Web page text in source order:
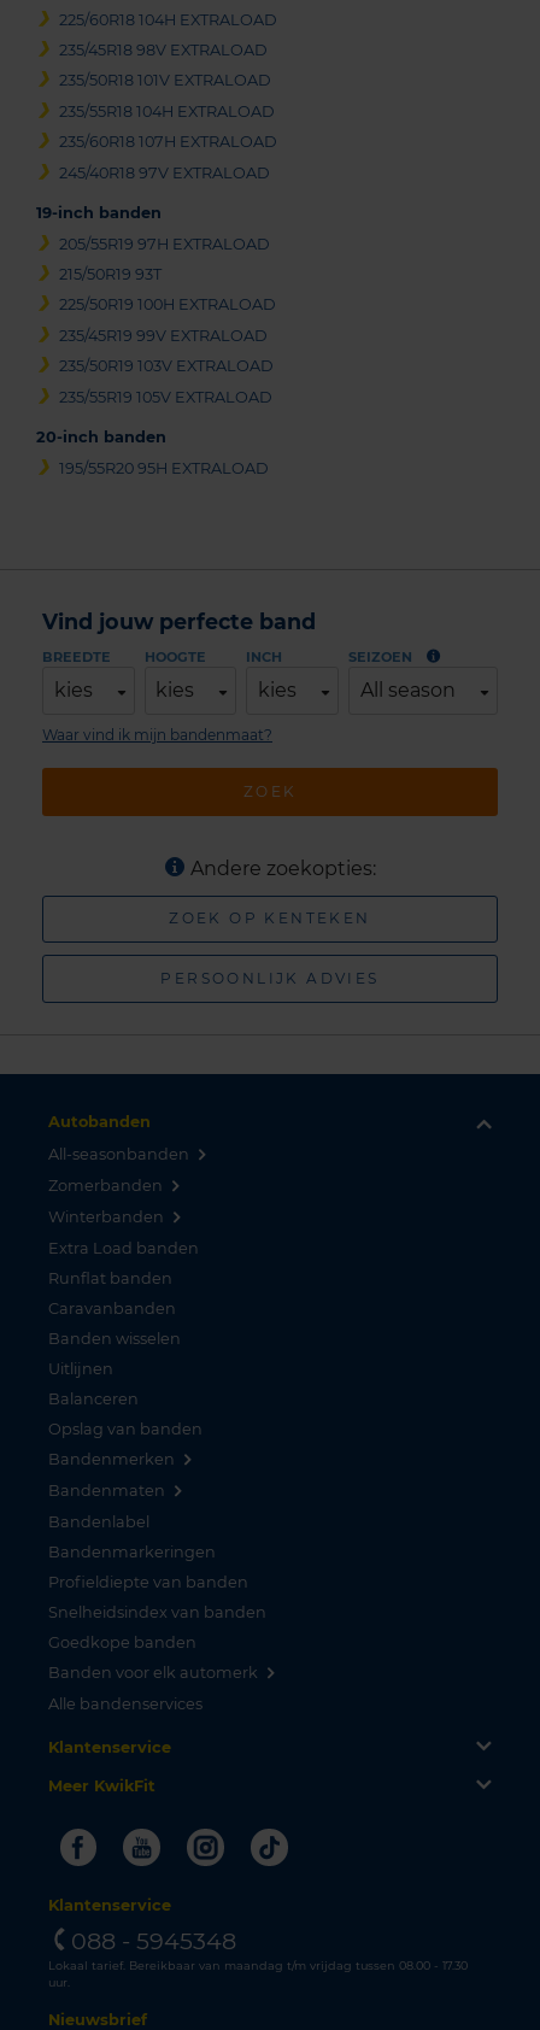
225/60R18 104H EXTRALOAD
235/45R18 98V EXTRALOAD
235/50R18 101V EXTRALOAD
235/55R18 104H EXTRALOAD
235/60R18 107H EXTRALOAD
245/40R18 97V EXTRALOAD
19-inch banden
205/55R19 97H EXTRALOAD
215/50R19 93T
225/50R19 100H EXTRALOAD
235/45R19 99V EXTRALOAD
235/50R19 103V EXTRALOAD
235/55R19 105V EXTRALOAD
20-inch banden
195/55R20 95H EXTRALOAD
Vind jouw perfecte band
BREEDTE
kies
HOOGTE
kies
INCH
kies
SEIZOEN
All season
ZOEK
Waar vind ik mijn bandenmaat?
Andere zoekopties:
ZOEK OP KENTEKEN
PERSOONLIJK ADVIES
Autobanden
All-seasonbanden
Zomerbanden
Winterbanden
Extra Load banden
Runflat banden
Caravanbanden
Banden wisselen
Uitlijnen
Balanceren
Opslag van banden
Bandenmerken
Bandenmaten
Bandenlabel
Bandenmarkeringen
Profieldiepte van banden
Snelheidsindex van banden
Goedkope banden
Banden voor elk automerk
Alle bandenservices
Klantenservice
Meer KwikFit
FacebookYoutubeInstagram
Tiktok
Klantenservice
088 - 5945348
Lokaal tarief. Bereikbaar van maandag t/m vrijdag tussen 08.00 - 17.30
uur.
Nieuwsbrief